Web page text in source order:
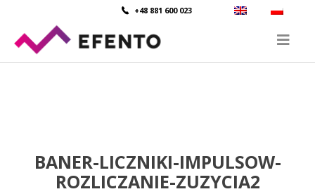
+48 881 600 023
BANER-LICZNIKI-IMPULSOW-
ROZLICZANIE-ZUZYCIA2